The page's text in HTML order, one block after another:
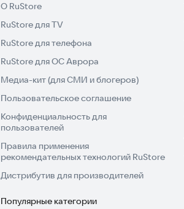
О RuStore
RuStore для TV
RuStore для телефона
RuStore для ОС Аврора
Медиа-кит (для СМИ и блогеров)
Пользовательское соглашение
Конфиденциальность для
пользователей
Правила применения
рекомендательных технологий RuStore
Дистрибутив для производителей
Популярные категории